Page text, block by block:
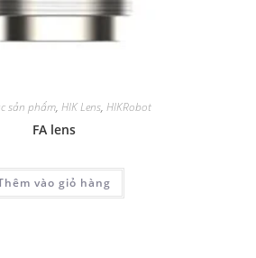
sản phẩm, HIK Lens, HIKRobot
FA lens
vào giỏ hàng